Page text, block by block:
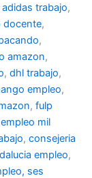
adidas trabajo,
docente,
,
amazon,
, dhl trabajo,
empleo,
, fulp
mil
, consejeria
empleo,
ses